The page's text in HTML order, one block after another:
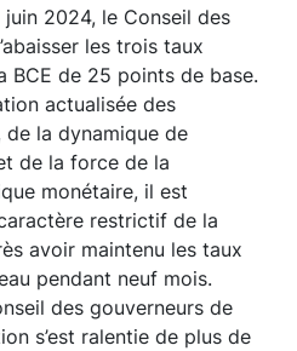
2024, le Conseil des
les trois taux
BCE de 25 points de base.
actualisée des
de la dynamique de
de la force de la
monétaire, il est
restrictif de la
avoir maintenu les taux
pendant neuf mois.
des gouverneurs de
s’est ralentie de plus de